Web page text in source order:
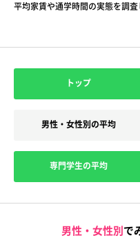
平均家賃や通学時間の実態を調査
トップ
男性・女性別の平均
専門学生の平均
男性・女性別で